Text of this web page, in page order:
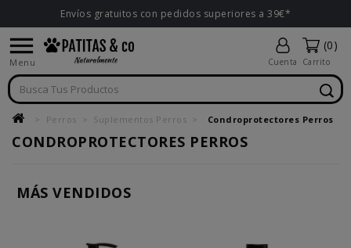
Envíos gratuitos con pedidos superiores a 39€*

Menu Cuenta
(0)
Carrito
Perros Suplementos Perros Condroprotectores Perros
CONDROPROTECTORES PERROS
MÁS VENDIDOS